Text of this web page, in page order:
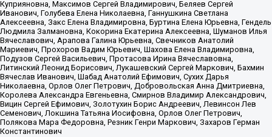
Куприяновна, Максимов Сергей Владимирович, Беляев Сергей
Иванович, Голубева Елена Николаевна, Ганнушкина Светлана
Алексеевна, Закс Елена Владимировна, Буртина Елена Юрьевна, Гендель
Людмила Залмановна, Кокорина Екатерина Алексеевна, Шуманов Илья
Вячеславович, Арапова Галина Юрьевна, Свечников Анатолий
Мариевич, Прохоров Вадим Юрьевич, Шахова Елена Владимировна,
Подузов Сергей Васильевич, Протасова Ирина Вячеславовна,
Литинский Леонид Борисович, Лукашевский Сергей Маркович, Бахмин
Вячеслав Иванович, Шабад Анатолий Ефимович, Сухих Дарья
Николаевна, Орлов Олег Петрович, Добровольская Анна Дмитриевна,
Королева Александра Евгеньевна, Смирнов Владимир Александрович,
Вицин Сергей Ефимович, Золотухин Борис Андреевич, Левинсон Лев
Семенович, Локшина Татьяна Иосифовна, Орлов Олег Петрович,
Полякова Мара Федоровна, Резник Генри Маркович, Захаров Герман
Константинович